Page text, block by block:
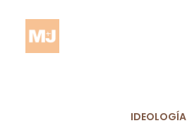
IDEOLOGÍA